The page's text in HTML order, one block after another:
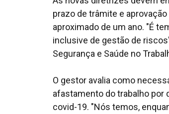
prazo de trâmite e
aproximado de um ano. "É
inclusive de gestão de
Segurança e Saúde no
O gestor avalia como
afastamento do trabalho por
covid-19. "Nós temos,